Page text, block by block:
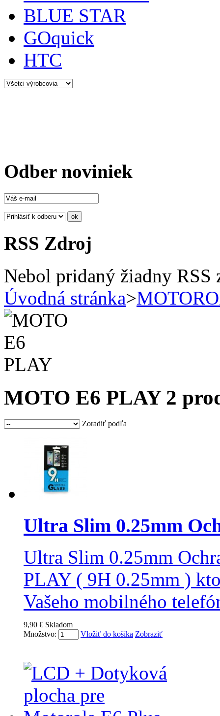
BLUE STAR
GOquick
HTC
Odber noviniek
RSS Zdroj
Nebol pridaný žiadny RSS
Úvodná stránka>
MOTO E6 PLAY 2
Zoradiť podľa
Ultra Slim 0.25mm
Ultra Slim 0.25mm
PLAY ( 9H 0.25mm )
Vašeho mobilného
9,90 € Skladom
Množstvo:
Vložiť do košíka Zobraziť